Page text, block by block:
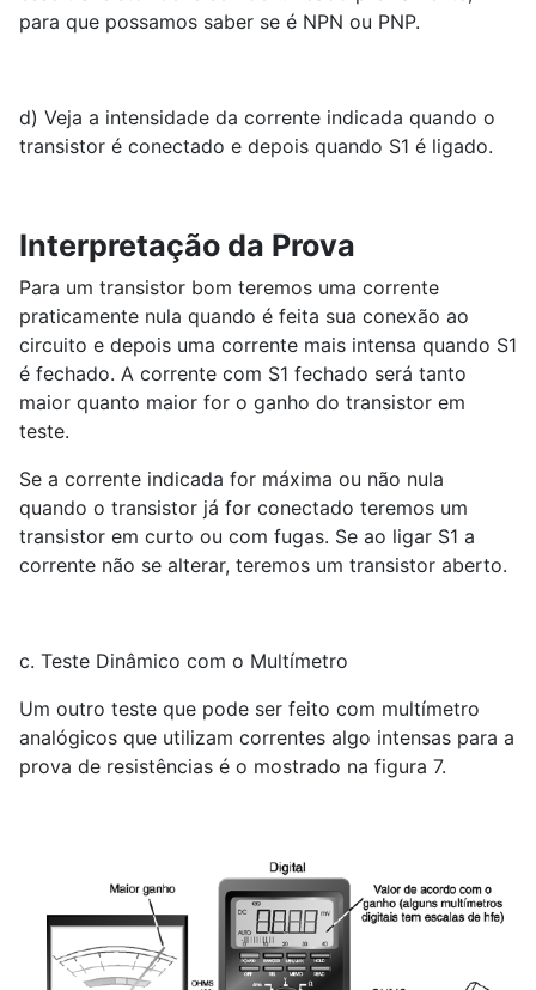
para que possamos saber se é NPN ou PNP.
d) Veja a intensidade da corrente indicada quando o
transistor é conectado e depois quando S1 é ligado.
Interpretação da Prova
Para um transistor bom teremos uma corrente
praticamente nula quando é feita sua conexão ao
circuito e depois uma corrente mais intensa quando S1
é fechado. A corrente com S1 fechado será tanto
maior quanto maior for o ganho do transistor em
teste.
Se a corrente indicada for máxima ou não nula
quando o transistor já for conectado teremos um
transistor em curto ou com fugas. Se ao ligar S1 a
corrente não se alterar, teremos um transistor aberto.
c. Teste Dinâmico com o Multímetro
Um outro teste que pode ser feito com multímetro
analógicos que utilizam correntes algo intensas para a
prova de resistências é o mostrado na figura 7.